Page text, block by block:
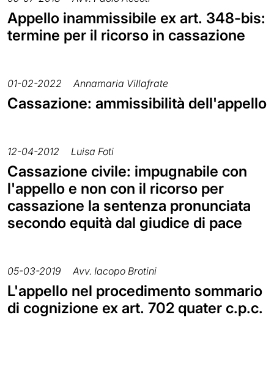
Appello inammissibile ex art. 348-bis:
termine per il ricorso in cassazione
01-02-2022 Annamaria Villafrate
Cassazione: ammissibilità dell'appello
12-04-2012 Luisa Foti
Cassazione civile: impugnabile con
l'appello e non con il ricorso per
cassazione la sentenza pronunciata
secondo equità dal giudice di pace
05-03-2019 Avv. Iacopo Brotini
L'appello nel procedimento sommario
di cognizione ex art. 702 quater c.p.c.